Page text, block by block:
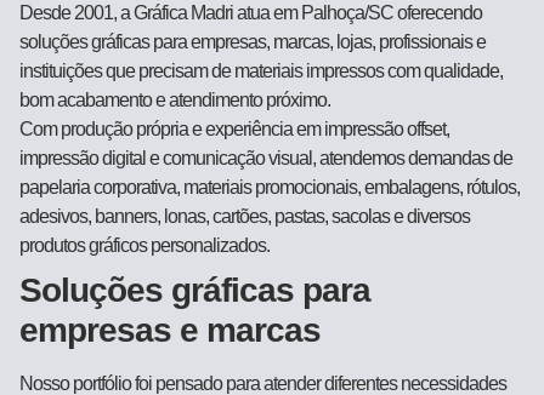
Desde 2001, a Gráfica Madri atua em Palhoça/SC oferecendo
soluções gráficas para empresas, marcas, lojas, profissionais e
instituições que precisam de materiais impressos com qualidade,
bom acabamento e atendimento próximo.
Com produção própria e experiência em impressão offset,
impressão digital e comunicação visual, atendemos demandas de
papelaria corporativa, materiais promocionais, embalagens, rótulos,
adesivos, banners, lonas, cartões, pastas, sacolas e diversos
produtos gráficos personalizados.
Soluções gráficas para
empresas e marcas
Nosso portfólio foi pensado para atender diferentes necessidades